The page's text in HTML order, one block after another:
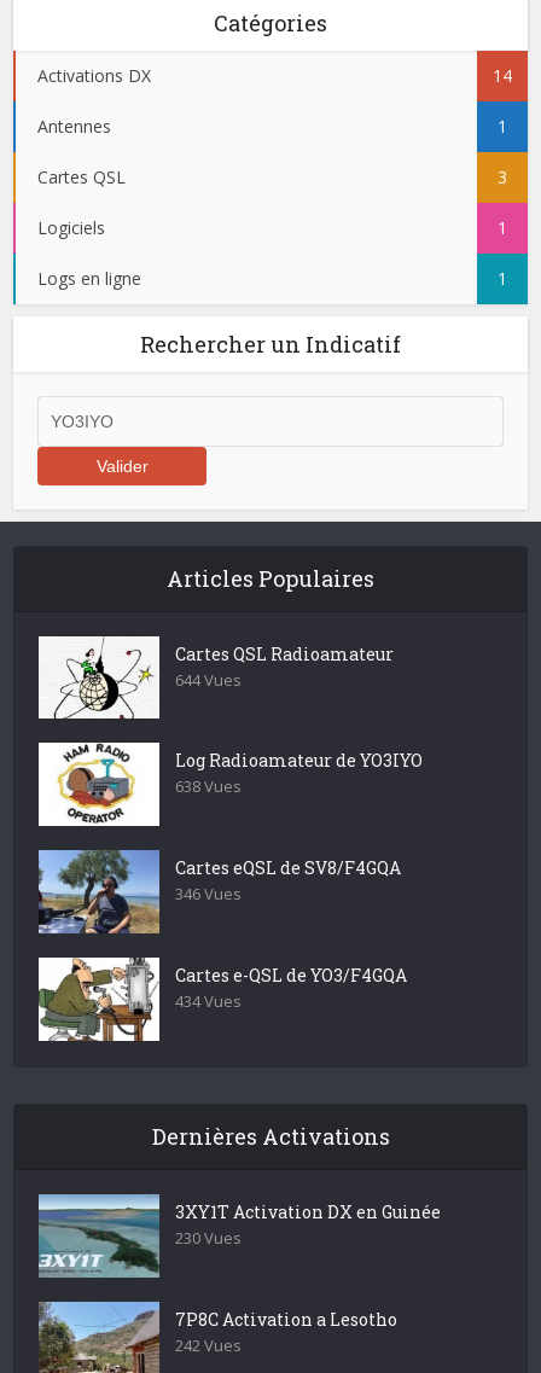
Catégories
Activations DX 14
Antennes 1
Cartes QSL 3
Logiciels 1
Logs en ligne 1
Rechercher un Indicatif
Articles Populaires
Cartes QSL Radioamateur
644 Vues
Log Radioamateur de YO3IYO
638 Vues
Cartes eQSL de SV8/F4GQA
346 Vues
Cartes e-QSL de YO3/F4GQA
434 Vues
Dernières Activations
3XY1T Activation DX en Guinée
230 Vues
7P8C Activation a Lesotho
242 Vues